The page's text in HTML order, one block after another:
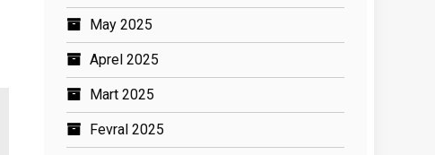
May 2025
Aprel 2025
Mart 2025
Fevral 2025